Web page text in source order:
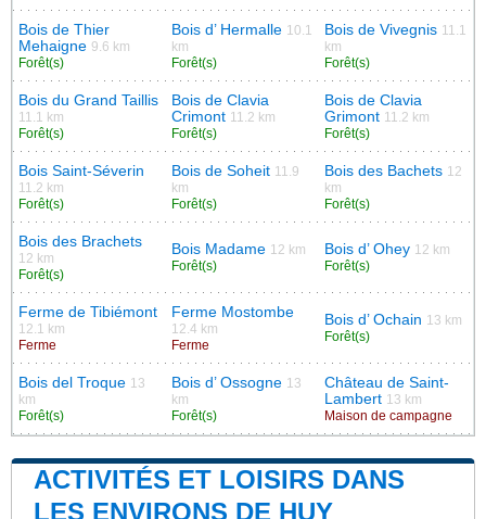
Bois de Thier
Mehaigne 9.6 km
Forêt(s)
Bois d’ Hermalle 10.1
km
Forêt(s)
Bois de Vivegnis 11.1
km
Forêt(s)
Bois du Grand Taillis
11.1 km
Forêt(s)
Bois de Clavia
Crimont 11.2 km
Forêt(s)
Bois de Clavia
Grimont 11.2 km
Forêt(s)
Bois Saint-Séverin
11.2 km
Forêt(s)
Bois de Soheit 11.9
km
Forêt(s)
Bois des Bachets 12
km
Forêt(s)
Bois des Brachets
12 km
Forêt(s)
Bois Madame 12 km
Forêt(s)
Bois d’ Ohey 12 km
Forêt(s)
Ferme de Tibiémont
12.1 km
Ferme
Ferme Mostombe
12.4 km
Ferme
Bois d’ Ochain 13 km
Forêt(s)
Bois del Troque 13
km
Forêt(s)
Bois d’ Ossogne 13
km
Forêt(s)
Château de Saint-
Lambert 13 km
Maison de campagne
ACTIVITÉS ET LOISIRS DANS
LES ENVIRONS DE HUY